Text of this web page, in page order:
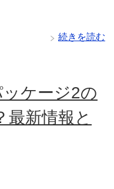
続きを読む
ケージ2の
最新情報と